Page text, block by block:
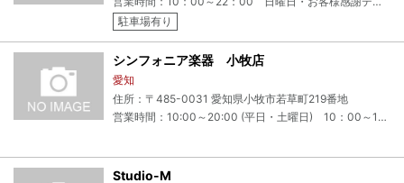
駐車場有り
シンフォニア楽器 小牧店
愛知
住所：〒485-0031 愛知県小牧市若草町219番地
営業時間：10:00～20:00 (平日・土曜日) 10：00～19：00 (日曜日・祝日） 定休日：火曜日
Studio-M